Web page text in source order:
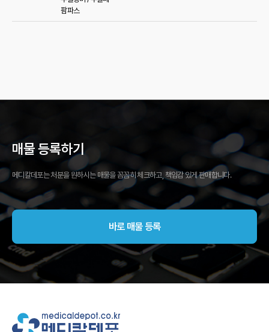
팜파스
매물 등록하기
메디칼데포는 처분을 원하시는 매물을 꼼꼼히 체크하고, 책임감 있게 판매합니다.
바로 매물 등록